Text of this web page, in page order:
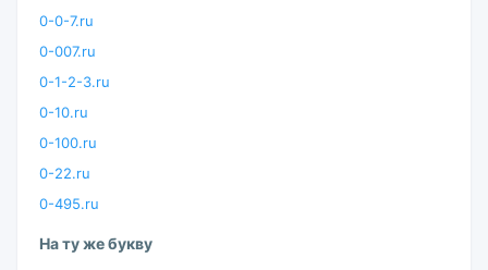
0-0-7.ru
0-007.ru
0-1-2-3.ru
0-10.ru
0-100.ru
0-22.ru
0-495.ru
На ту же букву